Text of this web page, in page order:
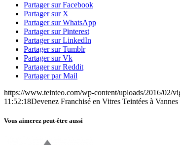
Partager sur Facebook
Partager sur X
Partager sur WhatsApp
Partager sur Pinterest
Partager sur LinkedIn
Partager sur Tumblr
Partager sur Vk
Partager sur Reddit
Partager par Mail
https://www.teinteo.com/wp-content/uploads/2016/02/
11:52:18Devenez Franchisé en Vitres Teintées à Vannes
Vous aimerez peut-être aussi